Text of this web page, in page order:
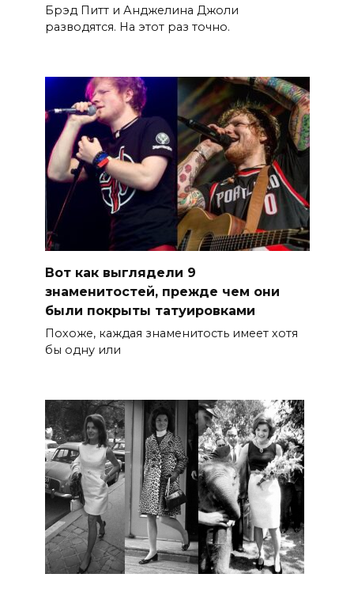
Брэд Питт и Анджелина Джоли
разводятся. На этот раз точно.
Вот как выглядели 9
знаменитостей, прежде чем они
были покрыты татуировками
Похоже, каждая знаменитость имеет хотя
бы одну или